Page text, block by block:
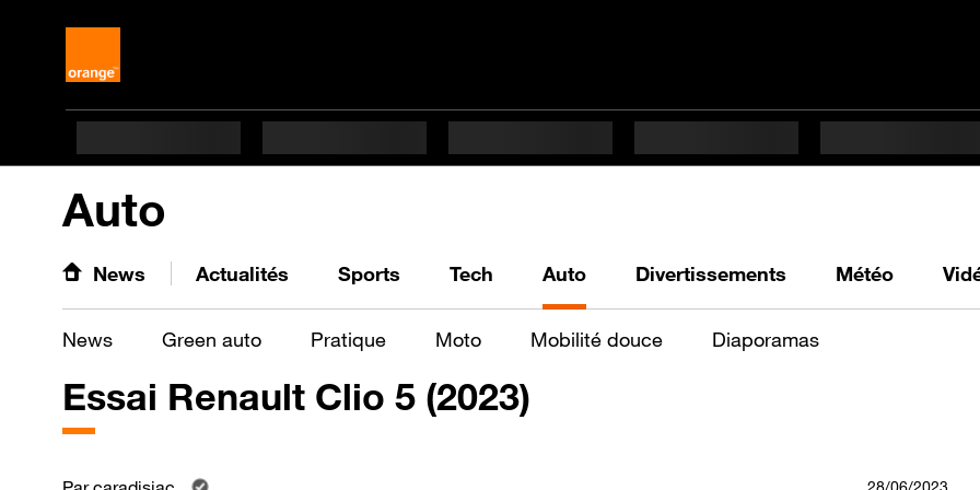
Auto
News Actualités Sports Tech Auto Divertissements Météo
News Green auto Pratique Moto Mobilité douce Diaporamas
Essai Renault Clio 5 (2023)
28/06/2023